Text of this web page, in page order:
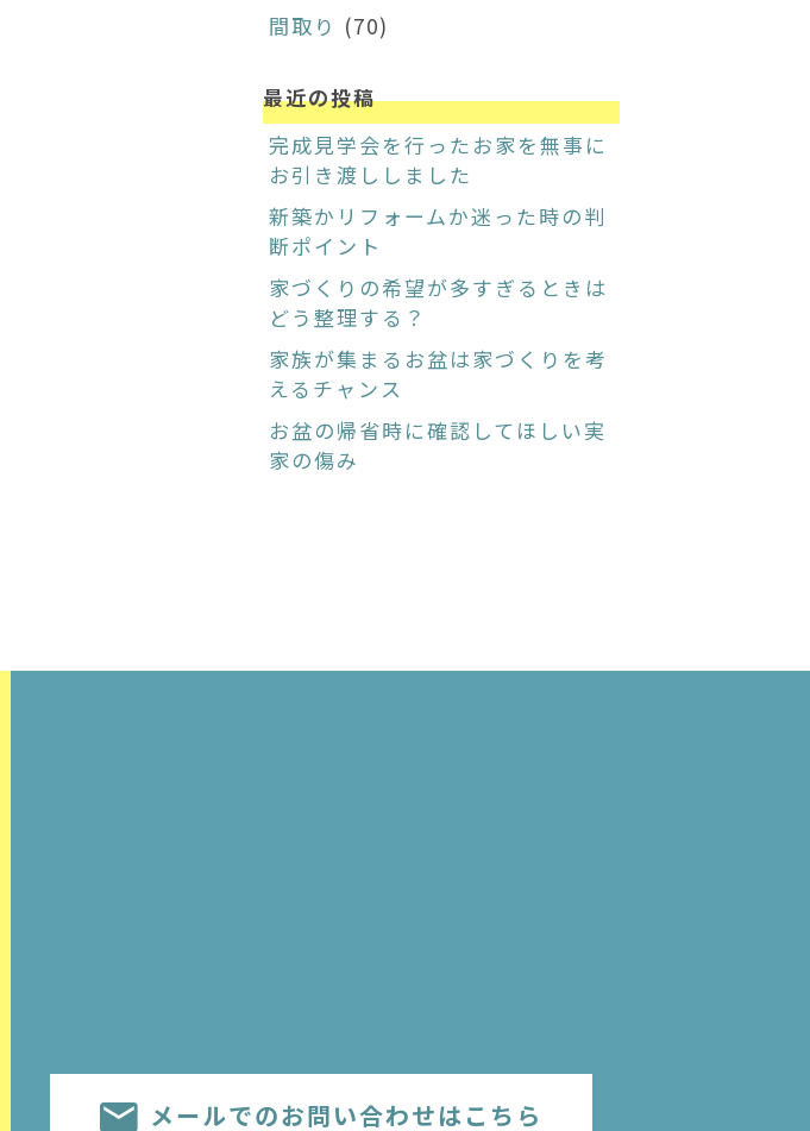
間取り (70)
最近の投稿
完成見学会を行ったお家を無事に
お引き渡ししました
新築かリフォームか迷った時の判
断ポイント
家づくりの希望が多すぎるときは
どう整理する？
家族が集まるお盆は家づくりを考
えるチャンス
お盆の帰省時に確認してほしい実
家の傷み
メールでのお問い合わせはこちら